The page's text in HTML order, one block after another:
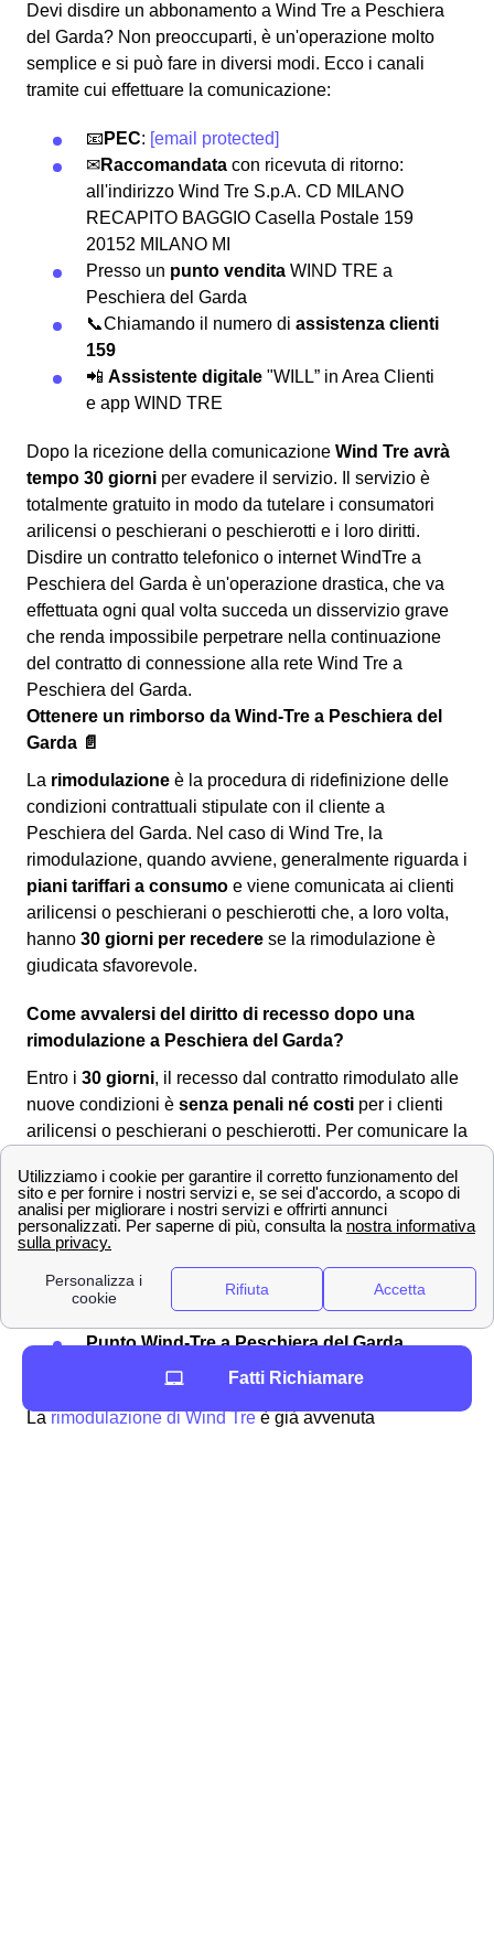
Devi disdire un abbonamento a Wind Tre a Peschiera
del Garda? Non preoccuparti, è un'operazione molto
semplice e si può fare in diversi modi. Ecco i canali
tramite cui effettuare la comunicazione:
📧 PEC: [email protected]
✉Raccomandata con ricevuta di ritorno:
all'indirizzo Wind Tre S.p.A. CD MILANO
RECAPITO BAGGIO Casella Postale 159
20152 MILANO MI
Presso un punto vendita WIND TRE a
Peschiera del Garda
📞Chiamando il numero di assistenza clienti
159
📲 Assistente digitale "WILL” in Area Clienti
e app WIND TRE
Dopo la ricezione della comunicazione Wind Tre avrà
tempo 30 giorni per evadere il servizio. Il servizio è
totalmente gratuito in modo da tutelare i consumatori
arilicensi o peschierani o peschierotti e i loro diritti.
Disdire un contratto telefonico o internet WindTre a
Peschiera del Garda è un'operazione drastica, che va
effettuata ogni qual volta succeda un disservizio grave
che renda impossibile perpetrare nella continuazione
del contratto di connessione alla rete Wind Tre a
Peschiera del Garda.
Ottenere un rimborso da Wind-Tre a Peschiera del
Garda 📄
La rimodulazione è la procedura di ridefinizione delle
condizioni contrattuali stipulate con il cliente a
Peschiera del Garda. Nel caso di Wind Tre, la
rimodulazione, quando avviene, generalmente riguarda i
piani tariffari a consumo e viene comunicata ai clienti
arilicensi o peschierani o peschierotti che, a loro volta,
hanno 30 giorni per recedere se la rimodulazione è
giudicata sfavorevole.
Come avvalersi del diritto di recesso dopo una
rimodulazione a Peschiera del Garda?
Entro i 30 giorni, il recesso dal contratto rimodulato alle
nuove condizioni è senza penali né costi per i clienti
arilicensi o peschierani o peschierotti. Per comunicare la
canali:
Servizio clienti Wind-Tre: contattabile al
PEC all'indirizzo:[email protected]
Raccomandata A/R a:Wind Tre S.p.A. CD
Milano recapito Baggio, Casella Postale
159, 20152 Milano (MI)
Punto Wind-Tre a Peschiera del Garda
Assistenza digitale Willi
Larimodulazione di Wind Treè già avvenuta
Fatti Richiamare